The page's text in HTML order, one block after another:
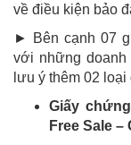
về điều kiện bảo
► Bên cạnh 07
với những doanh
lưu ý thêm 02
Giấy
Free Sale –